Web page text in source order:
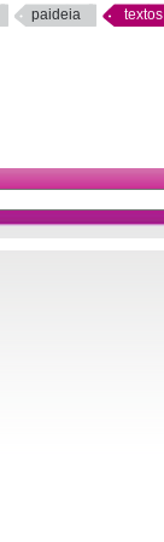
paideia textos